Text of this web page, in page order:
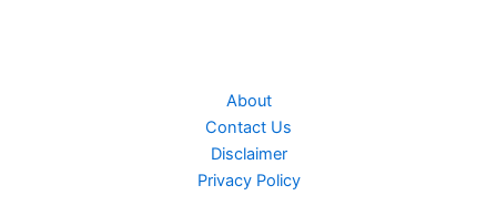
About
Contact Us
Disclaimer
Privacy Policy